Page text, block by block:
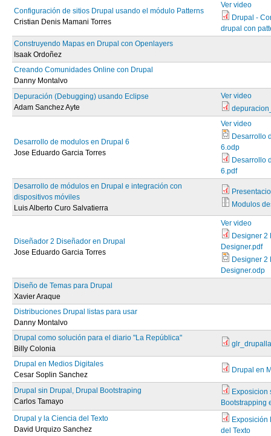
Configuración de sitios Drupal usando el módulo Patterns
Cristian Denis Mamani Torres
Ver video
Drupal -
drupal con
Construyendo Mapas en Drupal con Openlayers
Isaak Ordoñez
Creando Comunidades Online con Drupal
Danny Montalvo
Depuración (Debugging) usando Eclipse
Adam Sanchez Ayte
Ver video
Desarrollo de modulos en Drupal 6
Jose Eduardo Garcia Torres
Ver video
Desarrollo
6.odp
Desarrollo
6.pdf
Desarrollo de módulos en Drupal e integración con
dispositivos móviles
Luis Alberto Curo Salvatierra
Modulos
Diseñador 2 Diseñador en Drupal
Jose Eduardo Garcia Torres
Ver video
Designer 2
Designer.pdf
Designer 2
Designer.odp
Diseño de Temas para Drupal
Xavier Araque
Distribuciones Drupal listas para usar
Danny Montalvo
Drupal como solución para el diario "La República"
Billy Colonia
Drupal en Medios Digitales
Cesar Soplin Sanchez
Drupal en
Drupal sin Drupal, Drupal Bootstraping
Carlos Tamayo
Exposicion
Bootstrapping
Drupal y la Ciencia del Texto
David Urquizo Sanchez
Exposición
del Texto